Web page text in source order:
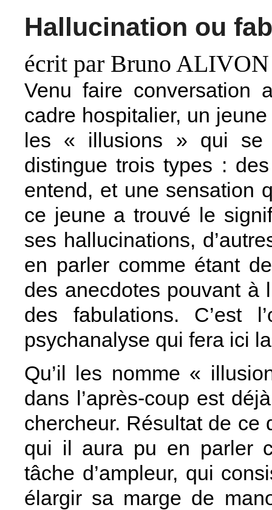
Hallucination ou
écrit par Bruno ALIVON
Venu faire conversation
cadre hospitalier, un
les « illusions » qui se
distingue trois types :
entend, et une sensation
ce jeune a trouvé le
ses hallucinations,
en parler comme étant
des anecdotes pouvant à
des fabulations. C’est
psychanalyse qui fera ici
Qu’il les nomme «
dans l’après-coup est
chercheur. Résultat de ce
qui il aura pu en parler
tâche d’ampleur, qui
élargir sa marge de